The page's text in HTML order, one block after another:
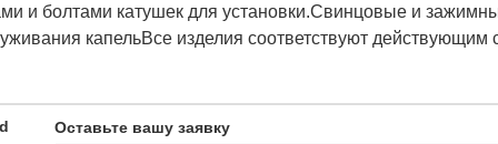
и болтами катушек для установки.Свинцовые и
капельВсе изделия соответствуют действующим
Оставьте вашу заявку